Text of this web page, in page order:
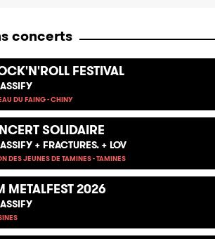
concerts
FESTIVAL
DU FAING - CHINY
SOLIDAIRE
+ FRACTURES. + LOV
DES JEUNES DE TAMINES - TAMINES
METALFEST 2026